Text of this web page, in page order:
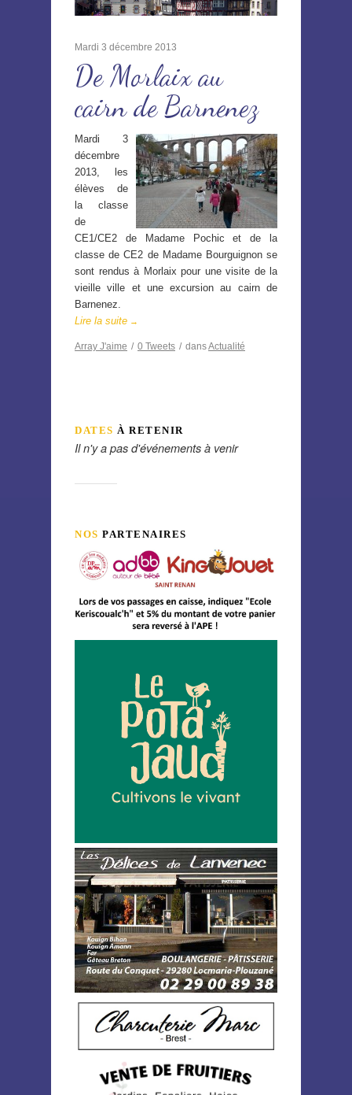
Mardi 3 décembre 2013
De Morlaix au
cairn de Barnenez
Mardi 3
décembre
2013, les
élèves de
la classe
de
CE1/CE2 de Madame Pochic et de la
classe de CE2 de Madame Bourguignon se
sont rendus à Morlaix pour une visite de la
vieille ville et une excursion au cairn de
Barnenez.
Lire la suite →
Array J'aime / 0 Tweets / dansActualité
DATES À RETENIR
Il n'y a pas d'événements à venir
NOS PARTENAIRES